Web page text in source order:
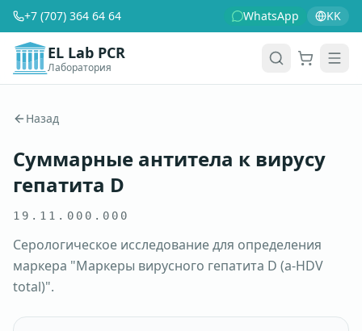
+7 (707) 364 64 64 WhatsApp KK
EL Lab PCR
Лаборатория
Назад
Суммарные антитела к вирусу
гепатита D
19.11.000.000
Серологическое исследование для определения
маркера "Маркеры вирусного гепатита D (a-HDV
total)".